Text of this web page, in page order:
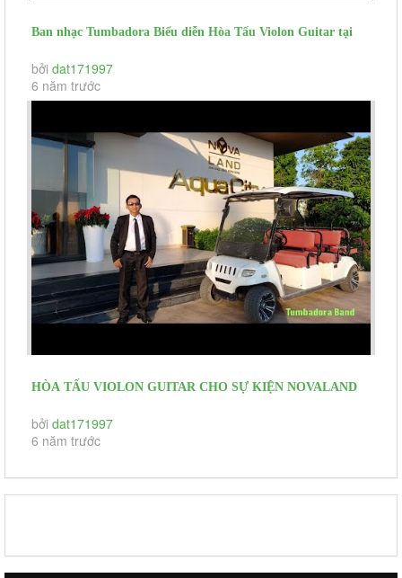
Ban nhạc Tumbadora Biểu diễn Hòa Tấu Violon Guitar tại
Aquacity Novaland
bởi dat171997
6 năm trước
HÒA TẤU VIOLON GUITAR CHO SỰ KIỆN NOVALAND
AQUACITY
bởi dat171997
6 năm trước